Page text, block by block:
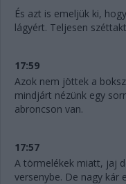
És azt is emeljük ki,
lágyért. Teljesen
17:59
Azok nem jöttek a
mindjárt nézünk egy
abroncson van.
17:57
A törmelékek miatt, jaj
versenybe. De nagy kár